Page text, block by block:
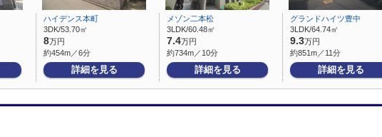
ハイデンス本町
3DK/53.70㎡
8万円
約454m／6分
詳細を見る
メゾン二本松
3LDK/60.48㎡
7.4万円
約734m／10分
詳細を見る
グランドハイツ豊中
3LDK/64.74㎡
9.3万円
約851m／11分
詳細を見る